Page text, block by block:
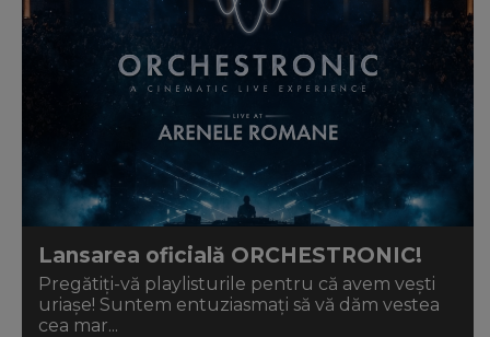
Lansarea oficială ORCHESTRONIC!
Pregătiți-vă playlisturile pentru că avem vești
uriașe! Suntem entuziasmați să vă dăm vestea
cea mar...